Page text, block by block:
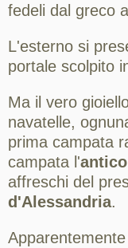
fedeli dal greco
L'esterno si
portale scolpito
Ma il vero
navatelle,
prima campata
campata l'
affreschi del
d'Alessandria.